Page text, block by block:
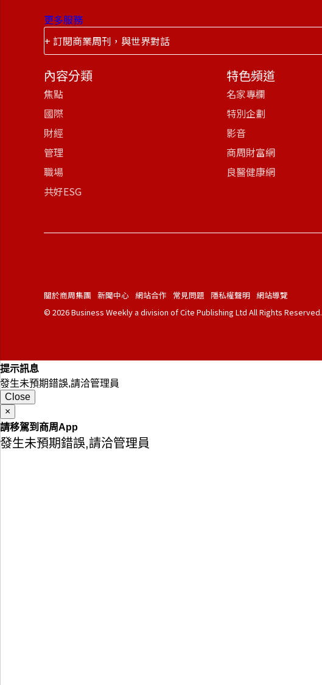
更多服務
+ 訂閱商業周刊，與世界對話
內容分類
焦點
國際
財經
管理
職場
共好ESG
特色頻道
名家專欄
特別企劃
影音
商周財富網
良醫健康網
關於商周集團 新聞中心 網站合作 常見問題 隱私權聲明 網站導覽
© 2026 Business Weekly a division of Cite Publishing Ltd All Rights Reserved.
提示訊息
發生未預期錯誤,請洽管理員
Close
×
請移駕到商周App
發生未預期錯誤,請洽管理員